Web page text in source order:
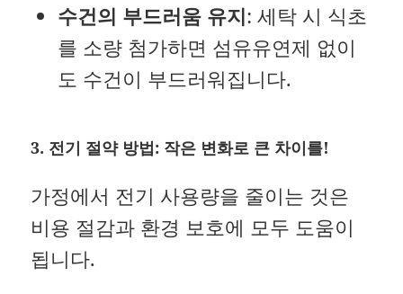
수건의 부드러움 유지: 세탁 시 식초
를 소량 첨가하면 섬유유연제 없이
도 수건이 부드러워집니다.
3. 전기 절약 방법: 작은 변화로 큰 차이를!
가정에서 전기 사용량을 줄이는 것은
비용 절감과 환경 보호에 모두 도움이
됩니다.